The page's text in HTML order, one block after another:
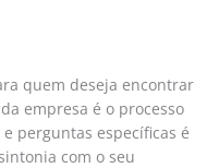
quem deseja encontrar
empresa é o processo
perguntas específicas é
com o seu